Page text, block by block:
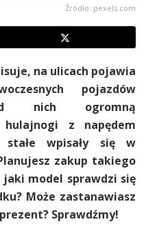
Źródło: pexels.com
na ulicach pojawia
pojazdów
nich ogromną
hulajnogi z napędem
wpisały się w
zakup takiego
model sprawdzi się
Może zastanawiasz
Sprawdźmy!